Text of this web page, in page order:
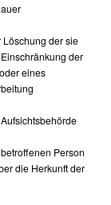
der sie
der
eines
Person
die Herkunft der